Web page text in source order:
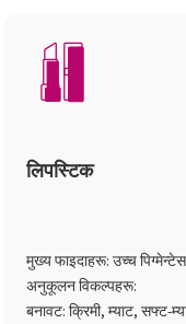
लिपस्टिक
मुख्य फाइदाहरू: उच्च
अनुकूलन विकल्पहरू:
बनावट: क्रिमी, म्याट, सफ्ट-